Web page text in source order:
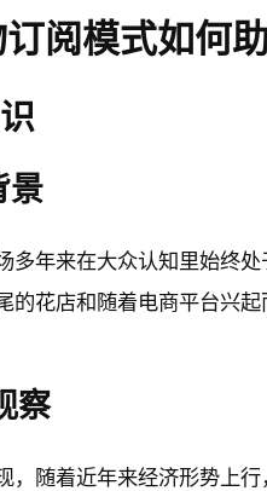
阅模式如何
景
多年来在大众认知里始终
的花店和随着电商平台兴
察
，随着近年来经济形势上